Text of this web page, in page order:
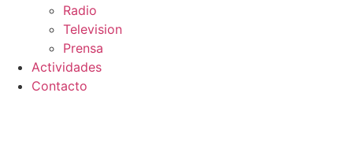
Radio
Television
Prensa
Actividades
Contacto